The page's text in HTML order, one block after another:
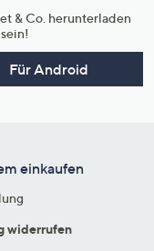
& Co. herunterladen
Für Android
einkaufen
widerrufen